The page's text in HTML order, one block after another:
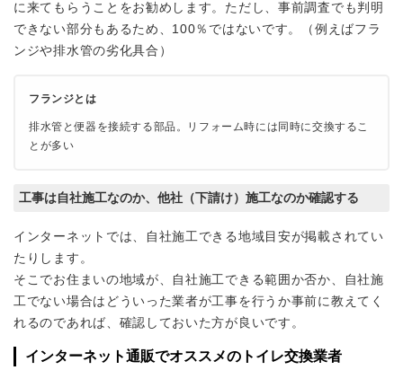
に来てもらうことをお勧めします。ただし、事前調査でも判明
できない部分もあるため、100％ではないです。（例えばフラ
ンジや排水管の劣化具合）
フランジとは
排水管と便器を接続する部品。リフォーム時には同時に交換するこ
とが多い
工事は自社施工なのか、他社（下請け）施工なのか確認する
インターネットでは、自社施工できる地域目安が掲載されてい
たりします。
そこでお住まいの地域が、自社施工できる範囲か否か、自社施
工でない場合はどういった業者が工事を行うか事前に教えてく
れるのであれば、確認しておいた方が良いです。
インターネット通販でオススメのトイレ交換業者